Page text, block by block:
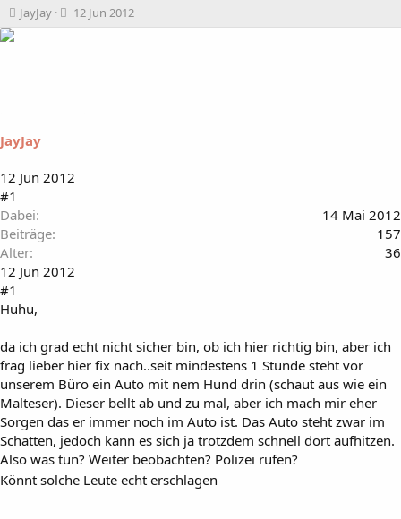
T
h
a
t
e
JayJay
B
e
m
12 Jun 2012
JayJay
12 Jun 2012
#1
Dabei
14 Mai 2012
Beiträge
157
Alter
36
12 Jun 2012
#1
Huhu,
da ich grad echt nicht sicher bin, ob ich hier richtig bin, aber ich
frag lieber hier fix nach..seit mindestens 1 Stunde steht vor
unserem Büro ein Auto mit nem Hund drin (schaut aus wie ein
Malteser). Dieser bellt ab und zu mal, aber ich mach mir eher
Sorgen das er immer noch im Auto ist. Das Auto steht zwar im
Schatten, jedoch kann es sich ja trotzdem schnell dort aufhitzen.
Also was tun? Weiter beobachten? Polizei rufen?
Könnt solche Leute echt erschlagen